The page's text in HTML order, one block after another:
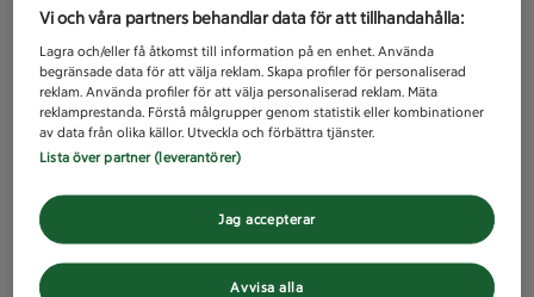
Vi och våra partners behandlar data för att tillhandahålla:
Lagra och/eller få åtkomst till information på en enhet. Använda
begränsade data för att välja reklam. Skapa profiler för personaliserad
reklam. Använda profiler för att välja personaliserad reklam. Mäta
reklamprestanda. Förstå målgrupper genom statistik eller kombinationer
av data från olika källor. Utveckla och förbättra tjänster.
Lista över partner (leverantörer)
Avvisa alla
Jag accepterar